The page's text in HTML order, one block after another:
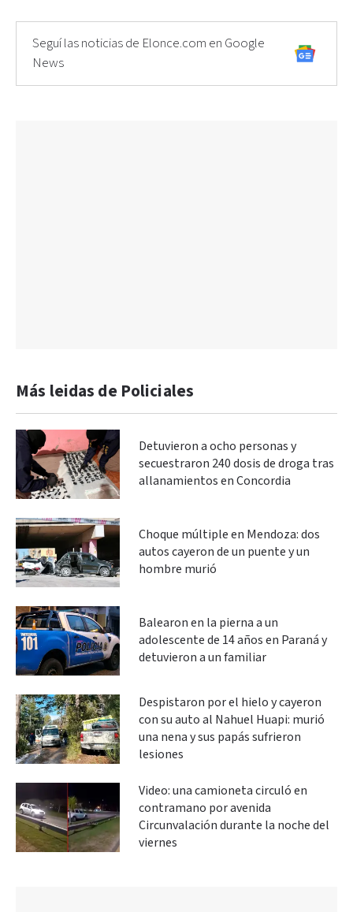
Seguí las noticias de Elonce.com en Google
News
Más leidas de Policiales
Detuvieron a ocho personas y
secuestraron 240 dosis de droga tras
allanamientos en Concordia
Choque múltiple en Mendoza: dos
autos cayeron de un puente y un
hombre murió
Balearon en la pierna a un
adolescente de 14 años en Paraná y
detuvieron a un familiar
Despistaron por el hielo y cayeron
con su auto al Nahuel Huapi: murió
una nena y sus papás sufrieron
lesiones
Video: una camioneta circuló en
contramano por avenida
Circunvalación durante la noche del
viernes